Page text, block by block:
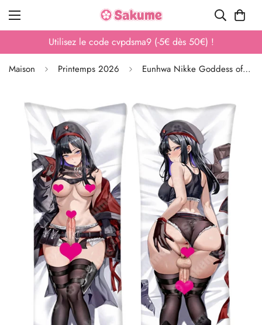
Utilisez le code cvpdsma9 (-5€ dès 50€) !
Maison Printemps 2026 Eunhwa Nikke Goddess of Victory Tissu élastique 2WAY Dakimakura Hentai